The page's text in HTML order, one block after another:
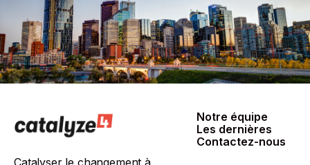
Notre équipe
Notre équipe
Les dernières
actualités
Contactez-nous